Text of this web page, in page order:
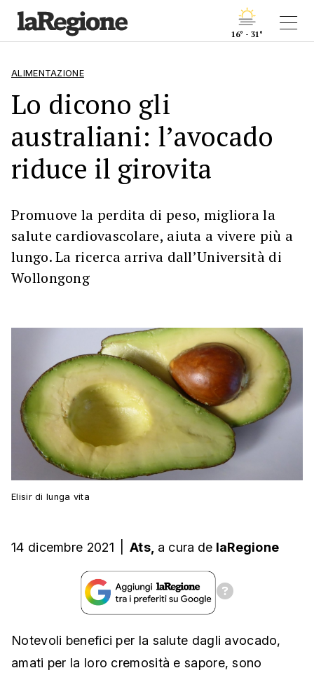
16° - 31°
ALIMENTAZIONE
Lo dicono gli
australiani: l’avocado
riduce il girovita
Promuove la perdita di peso, migliora la
salute cardiovascolare, aiuta a vivere più a
lungo. La ricerca arriva dall’Università di
Wollongong
Elisir di lunga vita
14 dicembre 2021 Ats, a cura de laRegione
Notevoli benefici per la salute dagli avocado,
amati per la loro cremosità e sapore, sono